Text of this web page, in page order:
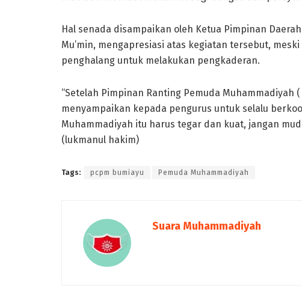
Hal senada disampaikan oleh Ketua Pimpinan
Mu’min, mengapresiasi atas kegiatan tersebut,
penghalang untuk melakukan pengkaderan.
“Setelah Pimpinan Ranting Pemuda Muhammadiyah
menyampaikan kepada pengurus untuk selalu
Muhammadiyah itu harus tegar dan kuat, jangan
(lukmanul hakim)
Tags: pcpm bumiayu Pemuda Muhammadiyah
Suara Muhammadiyah